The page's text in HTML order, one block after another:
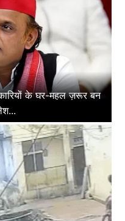
के घर-महल ज़रूर बन